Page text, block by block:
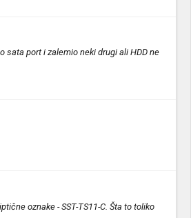
sata port i zalemio neki drugi ali HDD ne
oznake - SST-TS11-C. Šta to toliko